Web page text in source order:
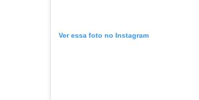
Ver essa foto no Instagram